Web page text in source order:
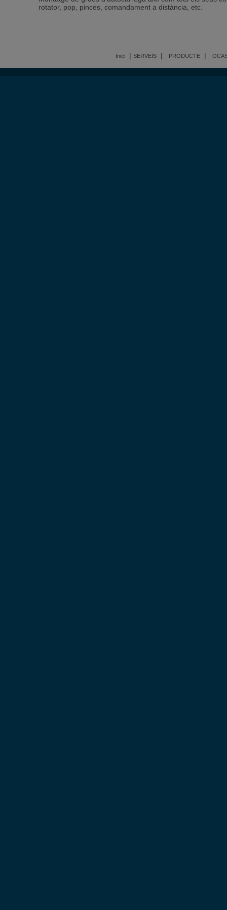
rotator, pop, pinces, comandament a distància, etc.
Inici| SERVEIS| PRODUCTE|